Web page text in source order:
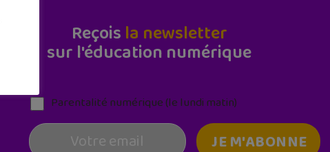
Reçois la newsletter
sur l'éducation numérique
Parentalité numérique (le lundi matin)